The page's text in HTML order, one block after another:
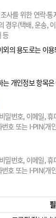
사를 위한 연락·
경우(택배, 운송,
등
의 용도로는 이
개인정보 항목
밀번호, 이메일,
호 또는 I-PIN(
밀번호, 이메일,
호 또는 I-PIN(개